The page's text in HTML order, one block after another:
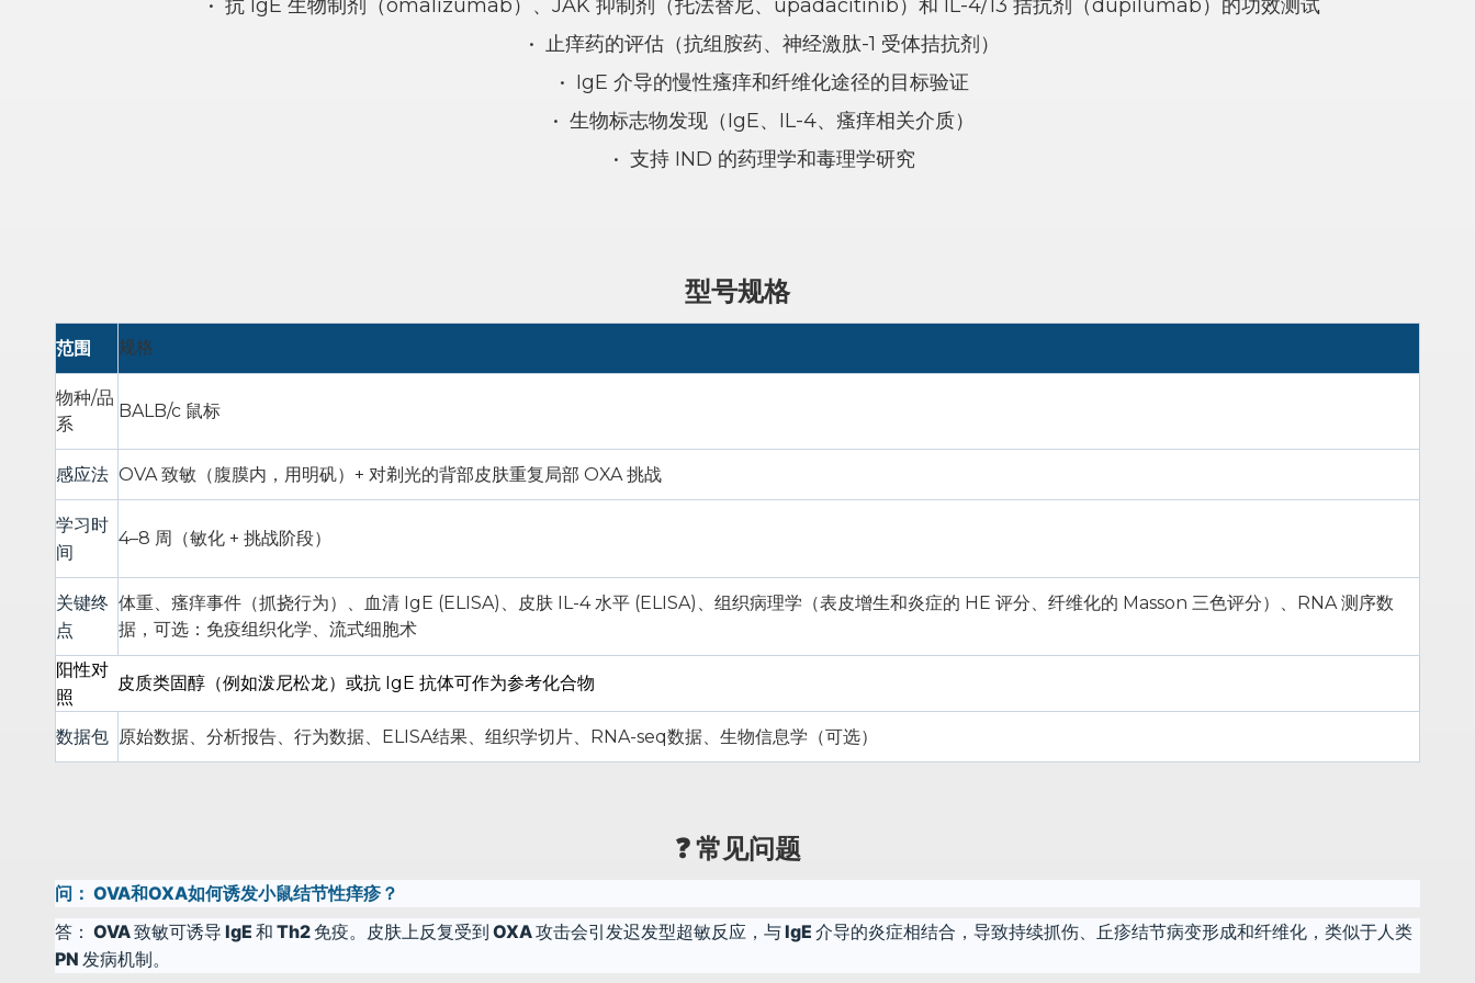
• 抗 IgE 生物制剂（omalizumab）、JAK 抑制剂（托法替尼、upadacitinib）和 IL-4/13 拮抗剂（dupilumab）的功效测试
• 止痒药的评估（抗组胺药、神经激肽-1 受体拮抗剂）
• IgE 介导的慢性瘙痒和纤维化途径的目标验证
• 生物标志物发现（IgE、IL-4、瘙痒相关介质）
• 支持 IND 的药理学和毒理学研究
型号规格
范围 规格
物种/品
系
BALB/c 鼠标
感应法 OVA 致敏（腹膜内，用明矾）+ 对剃光的背部皮肤重复局部 OXA 挑战
学习时
间
4–8 周（敏化 + 挑战阶段）
关键终
点
体重、瘙痒事件（抓挠行为）、血清 IgE (ELISA)、皮肤 IL-4 水平 (ELISA)、组织病理学（表皮增生和炎症的 HE 评分、纤维化的 Masson 三色评分）、RNA 测序数
据，可选：免疫组织化学、流式细胞术
阳性对
照
皮质类固醇（例如泼尼松龙）或抗 IgE 抗体可作为参考化合物
数据包 原始数据、分析报告、行为数据、ELISA结果、组织学切片、RNA-seq数据、生物信息学（可选）
❓ 常见问题
问： OVA和OXA如何诱发小鼠结节性痒疹？
答： OVA 致敏可诱导 IgE 和 Th2 免疫。皮肤上反复受到 OXA 攻击会引发迟发型超敏反应，与 IgE 介导的炎症相结合，导致持续抓伤、丘疹结节病变形成和纤维化，类似于人类
PN 发病机制。